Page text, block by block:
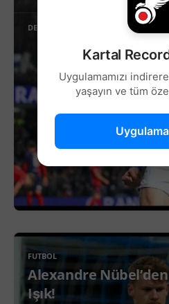
DEVAMINI OKU
FUTBOL
Alexandre
Işık!
Kartal
Uygulamamızı
yaşayın ve tüm